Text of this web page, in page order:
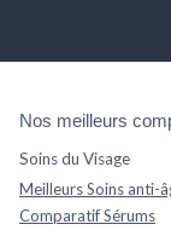
Nos meilleurs
Soins du Visage
Meilleurs Soins anti-
Comparatif Sérums